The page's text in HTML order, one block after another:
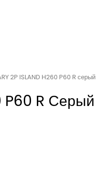
2P ISLAND H260 P60 R серый
P60 R Серый